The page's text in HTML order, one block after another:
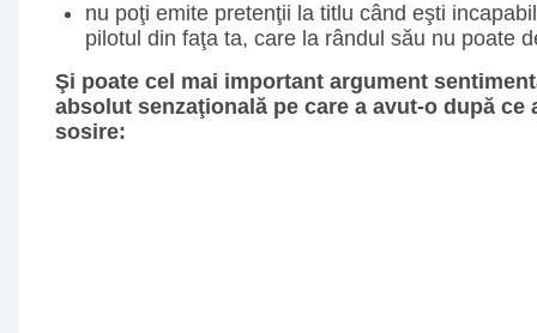
nu poţi emite pretenţii la titlu când eşti
pilotul din faţa ta, care la rândul său nu poate
Şi poate cel mai important argument
absolut senzaţională pe care a avut-o după ce
sosire: